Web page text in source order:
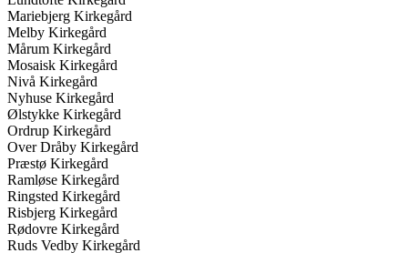
Mariebjerg Kirkegård
Melby Kirkegård
Mårum Kirkegård
Mosaisk Kirkegård
Nivå Kirkegård
Nyhuse Kirkegård
Ølstykke Kirkegård
Ordrup Kirkegård
Over Dråby Kirkegård
Præstø Kirkegård
Ramløse Kirkegård
Ringsted Kirkegård
Risbjerg Kirkegård
Rødovre Kirkegård
Ruds Vedby Kirkegård